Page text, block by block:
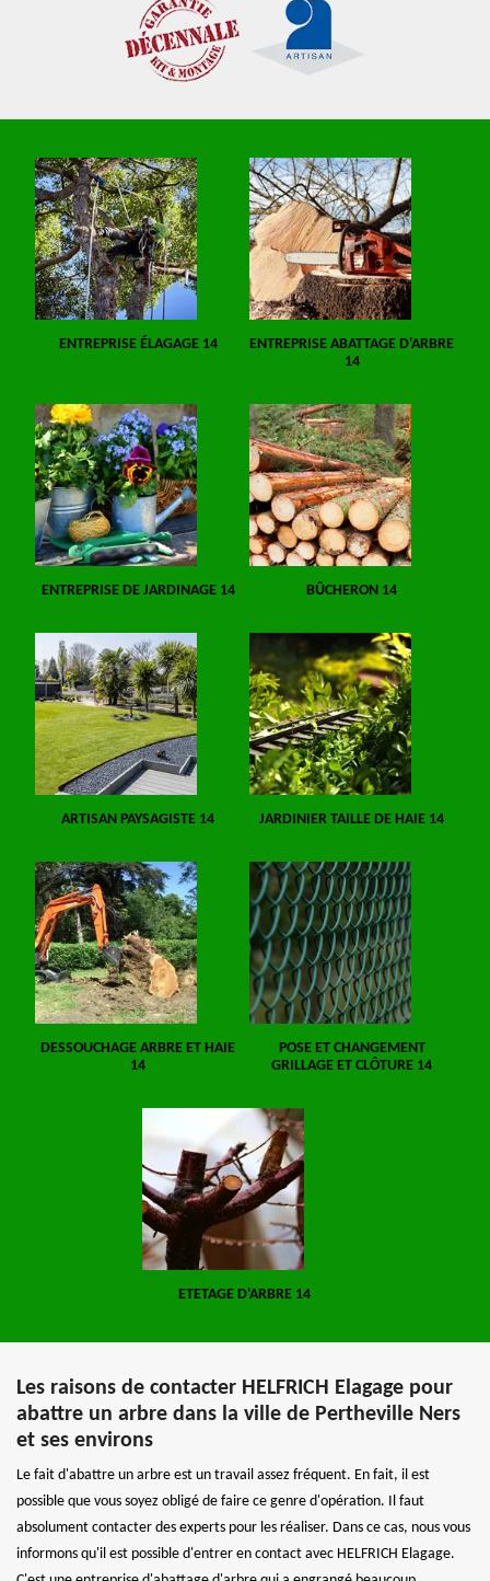
ENTREPRISE ÉLAGAGE 14
ENTREPRISE ABATTAGE D'ARBRE
14
ENTREPRISE DE JARDINAGE 14 BÛCHERON 14
ARTISAN PAYSAGISTE 14 JARDINIER TAILLE DE HAIE 14
DESSOUCHAGE ARBRE ET HAIE
14
POSE ET CHANGEMENT
GRILLAGE ET CLÔTURE 14
ETETAGE D'ARBRE 14
Les raisons de contacter HELFRICH Elagage pour
abattre un arbre dans la ville de Pertheville Ners
et ses environs
Le fait d'abattre un arbre est un travail assez fréquent. En fait, il est
possible que vous soyez obligé de faire ce genre d'opération. Il faut
absolument contacter des experts pour les réaliser. Dans ce cas, nous vous
informons qu'il est possible d'entrer en contact avec HELFRICH Elagage.